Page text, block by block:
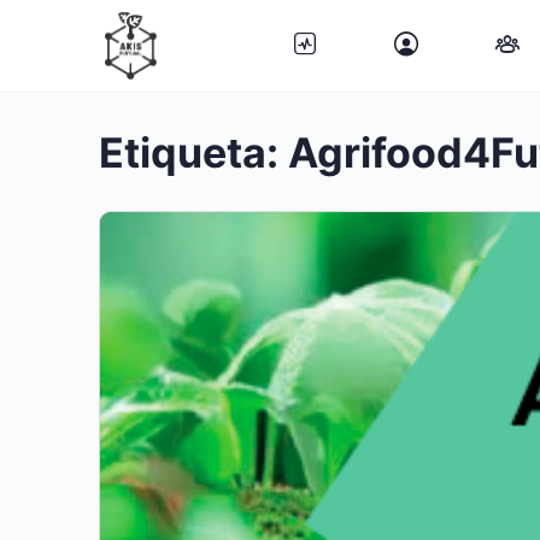
Etiqueta: